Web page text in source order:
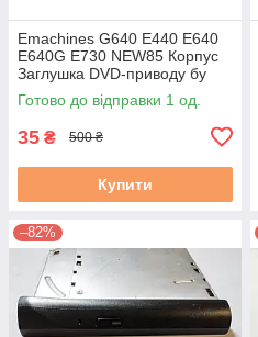
Emachines G640 E440 E640
E640G E730 NEW85 Корпус
Заглушка DVD-приводу бу
Готово до відправки 1 од.
35 ₴ 500 ₴
Купити
–82%